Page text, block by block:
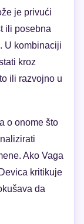
je privući
ili posebna
U kombinaciji
kroz
ili razvojno u
o onome što
Ako Vaga
kritikuje
da